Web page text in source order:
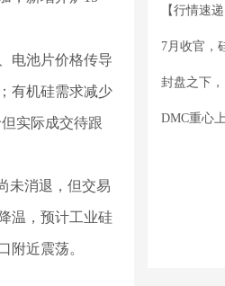
电池片价格传导
有机硅需求减少
实际成交待跟
未消退，但交易
温，预计工业硅
附近震荡。
7月收官，
封盘之下
DMC重心